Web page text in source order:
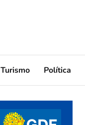
Turismo Política